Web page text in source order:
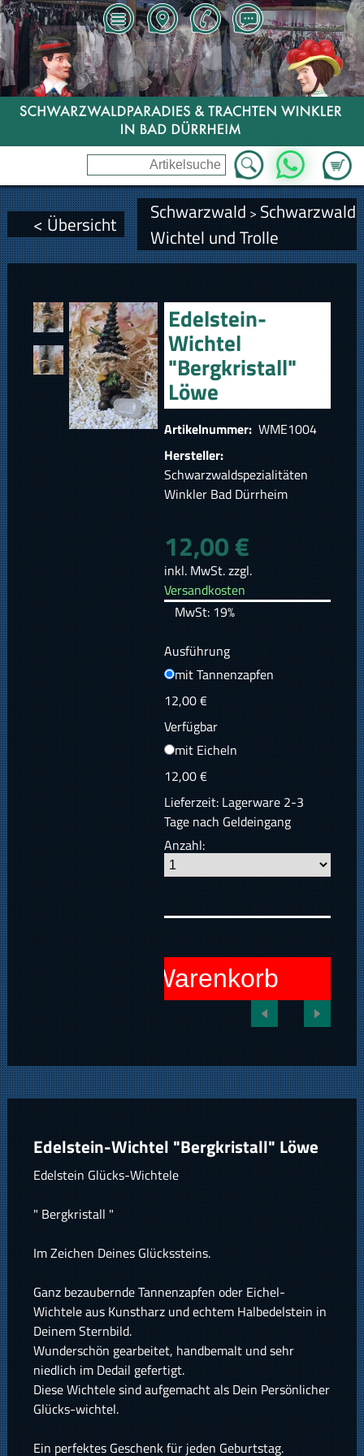
Zum
WhatsApp
< Übersicht Schwarzwald > Schwarzwald
Wichtel und Trolle
Edelstein-
Wichtel
"Bergkristall"
Löwe
Artikelnummer: WME1004
Hersteller:
Schwarzwaldspezialitäten
Winkler Bad Dürrheim
12,00 €
inkl. MwSt. zzgl.
Versandkosten
MwSt: 19%
Ausführung
mit Tannenzapfen
12,00 €
Verfügbar
mit Eicheln
12,00 €
Lieferzeit: Lagerware 2-3
Tage nach Geldeingang
Anzahl:
In den Warenkorb
Edelstein-Wichtel "Bergkristall" Löwe
Edelstein Glücks-Wichtele
" Bergkristall "
Im Zeichen Deines Glückssteins.
Ganz bezaubernde Tannenzapfen oder Eichel-
Wichtele aus Kunstharz und echtem Halbedelstein in
Deinem Sternbild.
Wunderschön gearbeitet, handbemalt und sehr
niedlich im Dedail gefertigt.
Diese Wichtele sind aufgemacht als Dein Persönlicher
Glücks-wichtel.
Ein perfektes Geschenk für jeden Geburtstag.